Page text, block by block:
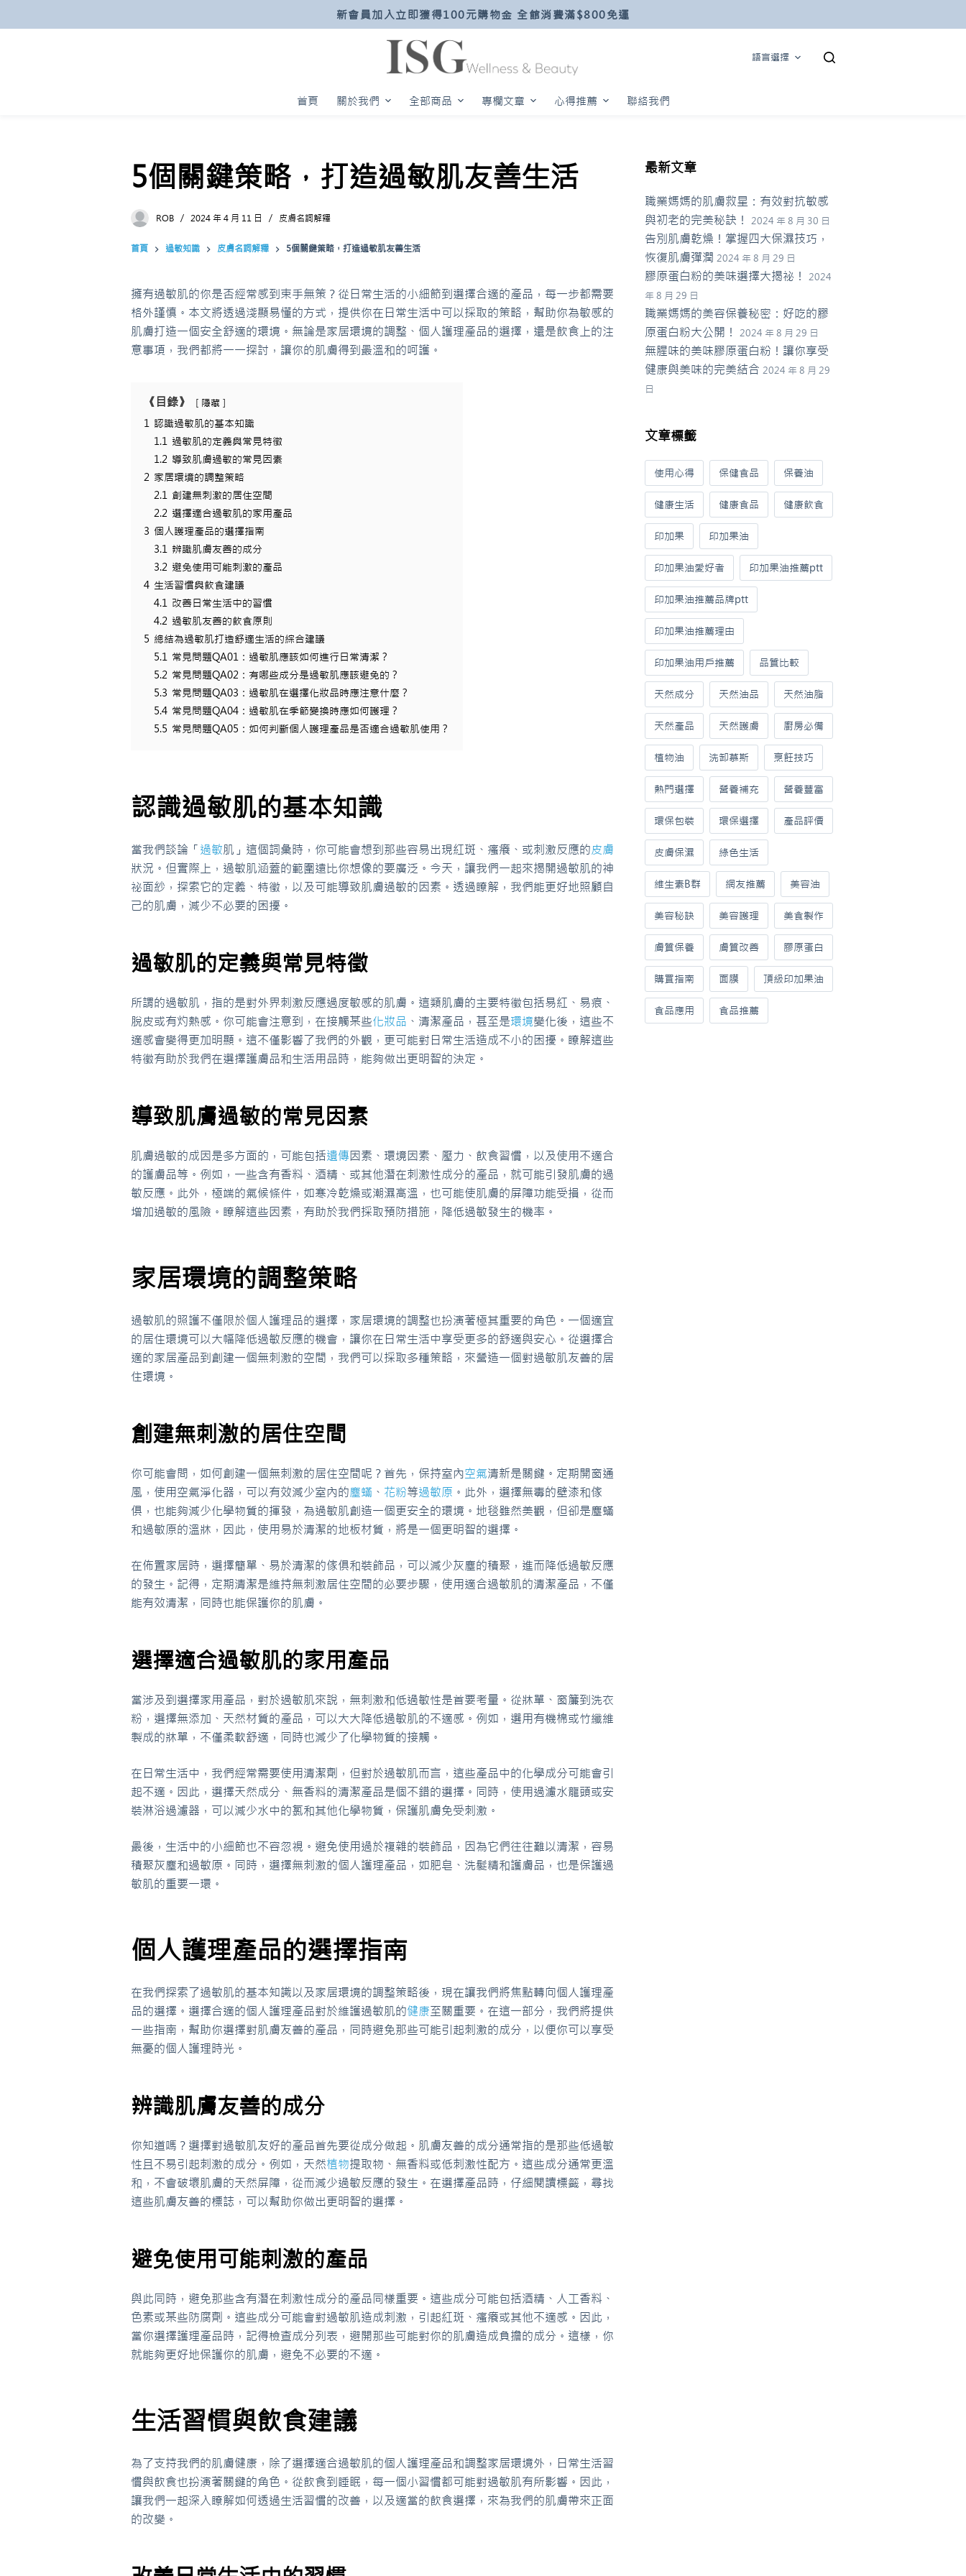
新會員加入立即獲得100元購物金 全館消費滿$800免運
語言選擇
首頁 關於我們 全部商品 專欄文章 心得推薦 聯絡我們
5個關鍵策略，打造過敏肌友善生活
ROB 2024 年 4 月 11 日 皮膚名詞解釋
首頁 過敏知識 皮膚名詞解釋 5個關鍵策略，打造過敏肌友善生活
擁有過敏肌的你是否經常感到束手無策？從日常生活的小細節到選擇合適的產品，每一步都需要
格外謹慎。本文將透過淺顯易懂的方式，提供你在日常生活中可以採取的策略，幫助你為敏感的
肌膚打造一個安全舒適的環境。無論是家居環境的調整、個人護理產品的選擇，還是飲食上的注
意事項，我們都將一一探討，讓你的肌膚得到最溫和的呵護。
《目錄》 隱藏
1 認識過敏肌的基本知識
1.1 過敏肌的定義與常見特徵
1.2 導致肌膚過敏的常見因素
2 家居環境的調整策略
2.1 創建無刺激的居住空間
2.2 選擇適合過敏肌的家用產品
3 個人護理產品的選擇指南
3.1 辨識肌膚友善的成分
3.2 避免使用可能刺激的產品
4 生活習慣與飲食建議
4.1 改善日常生活中的習慣
4.2 過敏肌友善的飲食原則
5 總結為過敏肌打造舒適生活的綜合建議
5.1 常見問題QA01：過敏肌應該如何進行日常清潔？
5.2 常見問題QA02：有哪些成分是過敏肌應該避免的？
5.3 常見問題QA03：過敏肌在選擇化妝品時應注意什麼？
5.4 常見問題QA04：過敏肌在季節變換時應如何護理？
5.5 常見問題QA05：如何判斷個人護理產品是否適合過敏肌使用？
認識過敏肌的基本知識
當我們談論「 過敏肌」這個詞彙時，你可能會想到那些容易出現紅斑、瘙癢、或刺激反應的皮膚
狀況。但實際上，過敏肌涵蓋的範圍遠比你想像的要廣泛。今天，讓我們一起來揭開過敏肌的神
祕面紗，探索它的定義、特徵，以及可能導致肌膚過敏的因素。透過瞭解，我們能更好地照顧自
己的肌膚，減少不必要的困擾。
過敏肌的定義與常見特徵
所謂的過敏肌，指的是對外界刺激反應過度敏感的肌膚。這類肌膚的主要特徵包括易紅、易痕、
脫皮或有灼熱感。你可能會注意到，在接觸某些化妝品 、清潔產品，甚至是環境變化後，這些不
適感會變得更加明顯。這不僅影響了我們的外觀，更可能對日常生活造成不小的困擾。瞭解這些
特徵有助於我們在選擇護膚品和生活用品時，能夠做出更明智的決定。
導致肌膚過敏的常見因素
肌膚過敏的成因是多方面的，可能包括遺傳因素、環境因素、壓力、飲食習慣，以及使用不適合
的護膚品等。例如，一些含有香料、酒精、或其他潛在刺激性成分的產品，就可能引發肌膚的過
敏反應。此外，極端的氣候條件，如寒冷乾燥或潮濕高溫，也可能使肌膚的屏障功能受損，從而
增加過敏的風險。瞭解這些因素，有助於我們採取預防措施，降低過敏發生的機率。
家居環境的調整策略
過敏肌的照護不僅限於個人護理品的選擇，家居環境的調整也扮演著極其重要的角色。一個適宜
的居住環境可以大幅降低過敏反應的機會，讓你在日常生活中享受更多的舒適與安心。從選擇合
適的家居產品到創建一個無刺激的空間，我們可以採取多種策略，來營造一個對過敏肌友善的居
住環境。
創建無刺激的居住空間
你可能會問，如何創建一個無刺激的居住空間呢？首先，保持室內空氣清新是關鍵。定期開窗通
風，使用空氣淨化器，可以有效減少室內的塵蟎 、 花粉等過敏原 。此外，選擇無毒的壁漆和傢
俱，也能夠減少化學物質的揮發，為過敏肌創造一個更安全的環境。地毯雖然美觀，但卻是塵蟎
和過敏原的溫牀，因此，使用易於清潔的地板材質，將是一個更明智的選擇。
在佈置家居時，選擇簡單、易於清潔的傢俱和裝飾品，可以減少灰塵的積聚，進而降低過敏反應
的發生。記得，定期清潔是維持無刺激居住空間的必要步驟，使用適合過敏肌的清潔產品，不僅
能有效清潔，同時也能保護你的肌膚。
選擇適合過敏肌的家用產品
當涉及到選擇家用產品，對於過敏肌來說，無刺激和低過敏性是首要考量。從牀單、窗簾到洗衣
粉，選擇無添加、天然材質的產品，可以大大降低過敏肌的不適感。例如，選用有機棉或竹纖維
製成的牀單，不僅柔軟舒適，同時也減少了化學物質的接觸。
在日常生活中，我們經常需要使用清潔劑，但對於過敏肌而言，這些產品中的化學成分可能會引
起不適。因此，選擇天然成分、無香料的清潔產品是個不錯的選擇。同時，使用過濾水龍頭或安
裝淋浴過濾器，可以減少水中的氯和其他化學物質，保護肌膚免受刺激。
最後，生活中的小細節也不容忽視。避免使用過於複雜的裝飾品，因為它們往往難以清潔，容易
積聚灰塵和過敏原。同時，選擇無刺激的個人護理產品，如肥皂、洗髮精和護膚品，也是保護過
敏肌的重要一環。
個人護理產品的選擇指南
在我們探索了過敏肌的基本知識以及家居環境的調整策略後，現在讓我們將焦點轉向個人護理產
品的選擇。選擇合適的個人護理產品對於維護過敏肌的健康至關重要。在這一部分，我們將提供
一些指南，幫助你選擇對肌膚友善的產品，同時避免那些可能引起刺激的成分，以便你可以享受
無憂的個人護理時光。
辨識肌膚友善的成分
你知道嗎？選擇對過敏肌友好的產品首先要從成分做起。肌膚友善的成分通常指的是那些低過敏
性且不易引起刺激的成分。例如，天然植物提取物、無香料或低刺激性配方。這些成分通常更溫
和，不會破壞肌膚的天然屏障，從而減少過敏反應的發生。在選擇產品時，仔細閱讀標籤，尋找
這些肌膚友善的標誌，可以幫助你做出更明智的選擇。
避免使用可能刺激的產品
與此同時，避免那些含有潛在刺激性成分的產品同樣重要。這些成分可能包括酒精、人工香料、
色素或某些防腐劑。這些成分可能會對過敏肌造成刺激，引起紅斑、瘙癢或其他不適感。因此，
當你選擇護理產品時，記得檢查成分列表，避開那些可能對你的肌膚造成負擔的成分。這樣，你
就能夠更好地保護你的肌膚，避免不必要的不適。
生活習慣與飲食建議
為了支持我們的肌膚健康，除了選擇適合過敏肌的個人護理產品和調整家居環境外，日常生活習
慣與飲食也扮演著關鍵的角色。從飲食到睡眠，每一個小習慣都可能對過敏肌有所影響。因此，
讓我們一起深入瞭解如何透過生活習慣的改善，以及適當的飲食選擇，來為我們的肌膚帶來正面
的改變。
最新文章
職業媽媽的肌膚救星：有效對抗敏感
與初老的完美秘訣！
2024 年 8 月 30 日
告別肌膚乾燥！掌握四大保濕技巧，
恢復肌膚彈潤 2024 年 8 月 29 日
膠原蛋白粉的美味選擇大揭祕！
2024
年 8 月 29 日
職業媽媽的美容保養秘密：好吃的膠
原蛋白粉大公開！
2024 年 8 月 29 日
無腥味的美味膠原蛋白粉！讓你享受
健康與美味的完美結合 2024 年 8 月 29
日
文章標籤
使用心得 保健食品 保養油
健康生活 健康食品 健康飲食
印加果 印加果油
印加果油愛好者 印加果油推薦ptt
印加果油推薦品牌ptt
印加果油推薦理由
印加果油用戶推薦 品質比較
天然成分 天然油品 天然油脂
天然產品 天然護膚 廚房必備
植物油 洗卸慕斯 烹飪技巧
熱門選擇 營養補充 營養豐富
環保包裝 環保選擇 產品評價
皮膚保濕 綠色生活
維生素B群 網友推薦 美容油
美容秘訣 美容護理 美食製作
膚質保養 膚質改善 膠原蛋白
購買指南 面膜 頂級印加果油
食品應用 食品推薦